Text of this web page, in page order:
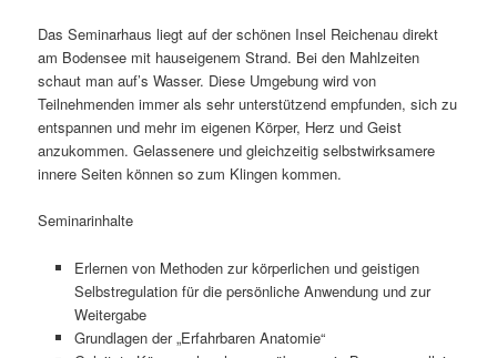
Das Seminarhaus liegt auf der schönen Insel Reichenau direkt
am Bodensee mit hauseigenem Strand. Bei den Mahlzeiten
schaut man auf’s Wasser. Diese Umgebung wird von
Teilnehmenden immer als sehr unterstützend empfunden, sich zu
entspannen und mehr im eigenen Körper, Herz und Geist
anzukommen. Gelassenere und gleichzeitig selbstwirksamere
innere Seiten können so zum Klingen kommen.
Seminarinhalte
Erlernen von Methoden zur körperlichen und geistigen
Selbstregulation für die persönliche Anwendung und zur
Weitergabe
Grundlagen der „Erfahrbaren Anatomie“